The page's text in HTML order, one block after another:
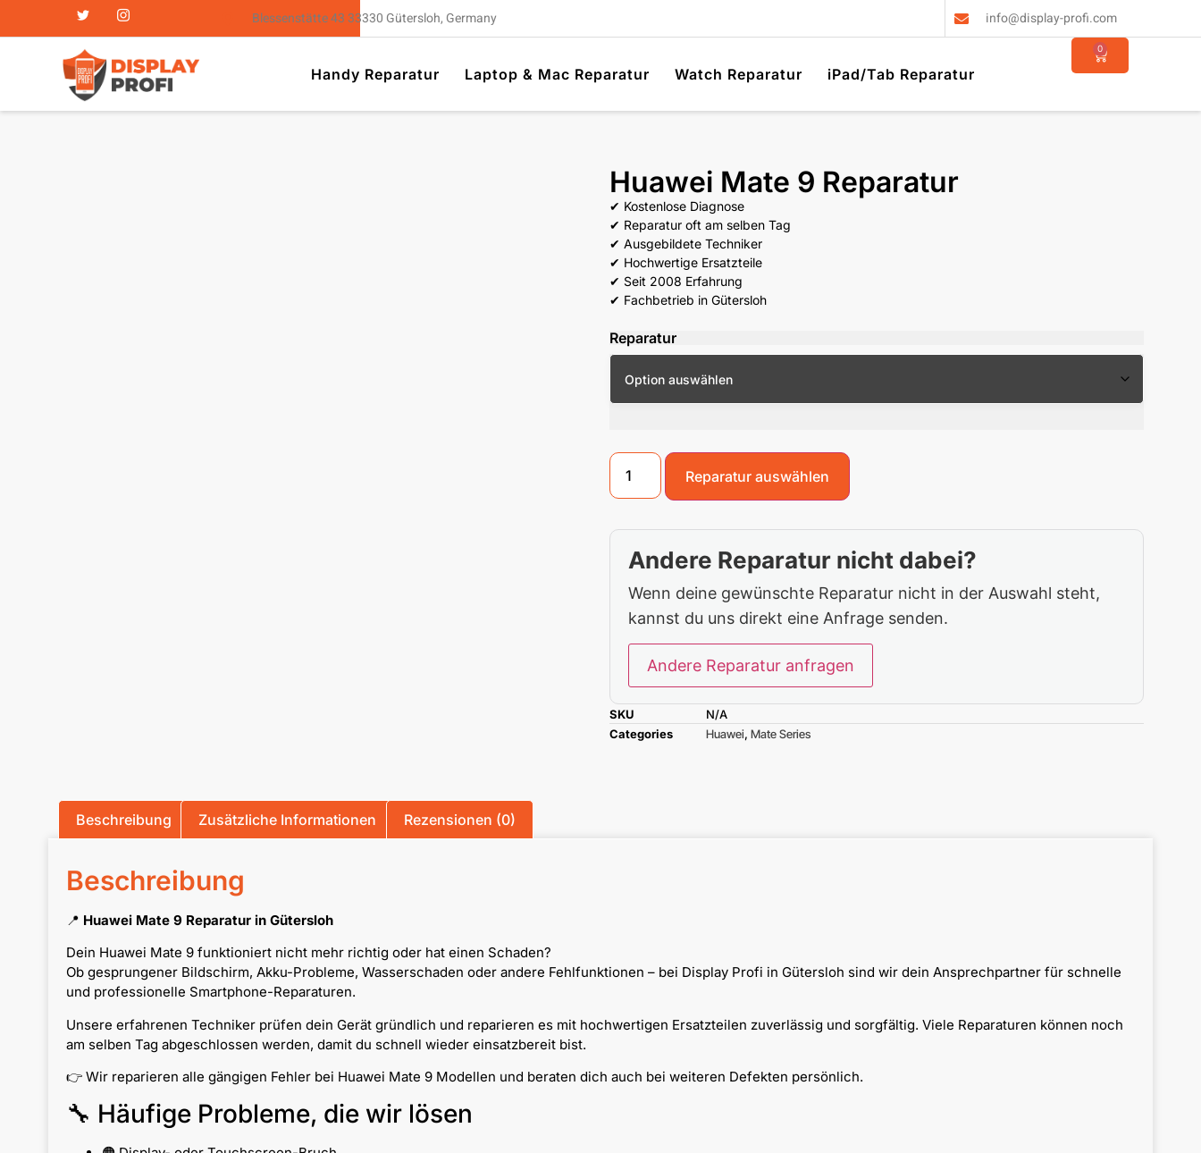
Blessenstätte 43 33330 Gütersloh, Germany info@display-profi.com
Handy Reparatur Laptop & Mac Reparatur Watch Reparatur iPad/Tab Reparatur
0
Huawei Mate 9 Reparatur
✔ Kostenlose Diagnose
✔ Reparatur oft am selben Tag
✔ Ausgebildete Techniker
✔ Hochwertige Ersatzteile
✔ Seit 2008 Erfahrung
✔ Fachbetrieb in Gütersloh
Reparatur
Reparatur auswählen
Andere Reparatur nicht dabei?
Wenn deine gewünschte Reparatur nicht in der Auswahl steht,
kannst du uns direkt eine Anfrage senden.
Andere Reparatur anfragen
SKU
N/A
Categories
Huawei, Mate Series
Beschreibung Zusätzliche Informationen Rezensionen (0)
Beschreibung
📍 Huawei Mate 9 Reparatur in Gütersloh
Dein Huawei Mate 9 funktioniert nicht mehr richtig oder hat einen Schaden?
Ob gesprungener Bildschirm, Akku-Probleme, Wasserschaden oder andere Fehlfunktionen – bei Display Profi in Gütersloh sind wir dein Ansprechpartner für schnelle
und professionelle Smartphone-Reparaturen.
Unsere erfahrenen Techniker prüfen dein Gerät gründlich und reparieren es mit hochwertigen Ersatzteilen zuverlässig und sorgfältig. Viele Reparaturen können noch
am selben Tag abgeschlossen werden, damit du schnell wieder einsatzbereit bist.
👉 Wir reparieren alle gängigen Fehler bei Huawei Mate 9 Modellen und beraten dich auch bei weiteren Defekten persönlich.
🔧 Häufige Probleme, die wir lösen